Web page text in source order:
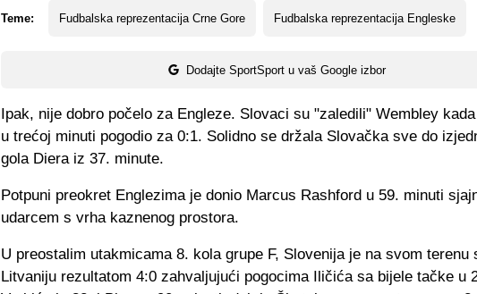
Teme: Fudbalska reprezentacija Crne Gore Fudbalska reprezentacija Engleske
Dodajte SportSport u vaš Google izbor
Ipak, nije dobro počelo za Engleze. Slovaci su "zaledili" Wembley
u trećoj minuti pogodio za 0:1. Solidno se držala Slovačka sve do
gola Diera iz 37. minute.
Potpuni preokret Englezima je donio Marcus Rashford u 59. minuti
udarcem s vrha kaznenog prostora.
U preostalim utakmicama 8. kola grupe F, Slovenija je na svom terenu
Litvaniju rezultatom 4:0 zahvaljujući pogocima Iličića sa bijele tačke u